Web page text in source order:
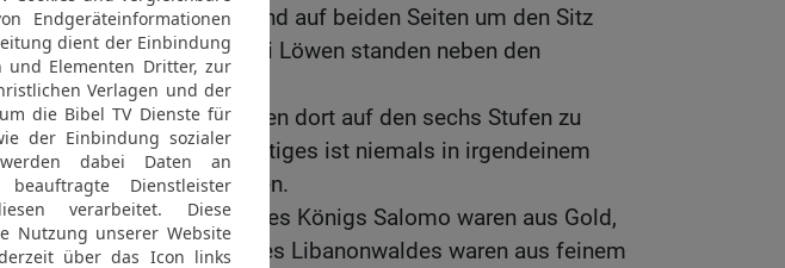
Thrones war hinten rund, und auf beiden Seiten um den Sitz
waren Armlehnen, und zwei Löwen standen neben den
Armlehnen.
20 Und zwölf Löwen standen dort auf den sechs Stufen zu
beiden Seiten. Etwas Derartiges ist niemals in irgendeinem
Königreich gemacht worden.
21 Auch alle Trinkgefäße des Königs Salomo waren aus Gold,
und alle Geräte im Haus des Libanonwaldes waren aus feinem